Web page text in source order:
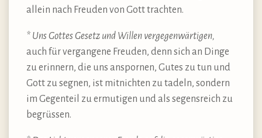
allein nach Freuden von Gott trachten.
* Uns Gottes Gesetz und Willen vergegenwärtigen,
auch für vergangene Freuden, denn sich an Dinge
zu erinnern, die uns anspornen, Gutes zu tun und
Gott zu segnen, ist mitnichten zu tadeln, sondern
im Gegenteil zu ermutigen und als segensreich zu
begrüssen.